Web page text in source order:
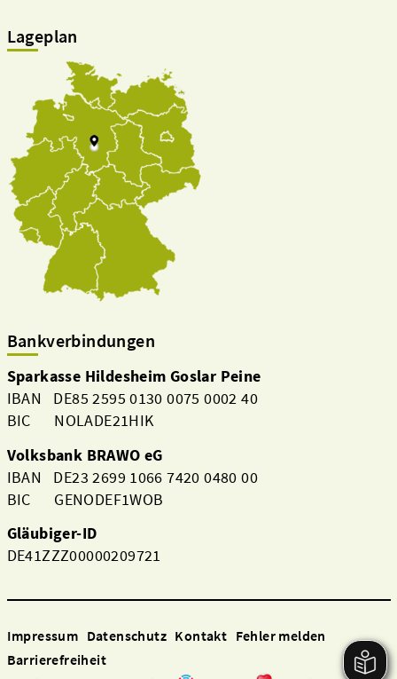
Lageplan
Bankverbindungen
Sparkasse Hildesheim Goslar Peine
IBAN DE85 2595 0130 0075 0002 40
BIC NOLADE21HIK
Volksbank BRAWO eG
IBAN DE23 2699 1066 7420 0480 00
BIC GENODEF1WOB
Gläubiger-ID
DE41ZZZ00000209721
Impressum Datenschutz Kontakt Fehler melden
Barrierefreiheit